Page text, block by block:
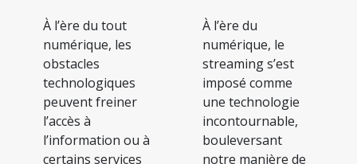
À l’ère du tout
numérique, les
obstacles
technologiques
peuvent freiner
l’accès à
l’information ou à
certains services
À l’ère du
numérique, le
streaming s’est
imposé comme
une technologie
incontournable,
bouleversant
notre manière de